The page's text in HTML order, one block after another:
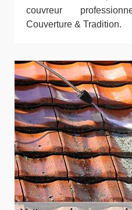
couvreur
Couverture & Tradition.